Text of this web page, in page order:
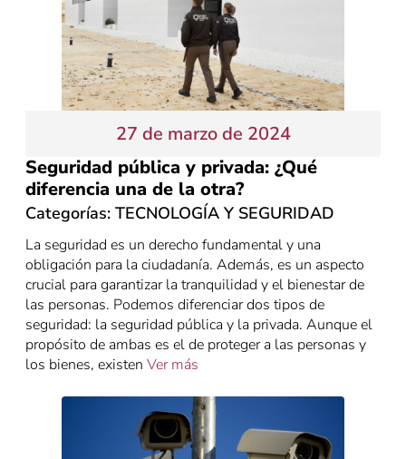
27 de marzo de 2024
Seguridad pública y privada: ¿Qué
diferencia una de la otra?
Categorías: TECNOLOGÍA Y SEGURIDAD
La seguridad es un derecho fundamental y una
obligación para la ciudadanía. Además, es un aspecto
crucial para garantizar la tranquilidad y el bienestar de
las personas. Podemos diferenciar dos tipos de
seguridad: la seguridad pública y la privada. Aunque el
propósito de ambas es el de proteger a las personas y
los bienes, existen Ver más